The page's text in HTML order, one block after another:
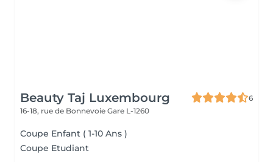
Beauty Taj Luxembourg
6
16-18, rue de Bonnevoie Gare L-1260
Coupe Enfant ( 1-10 Ans )
Coupe Etudiant